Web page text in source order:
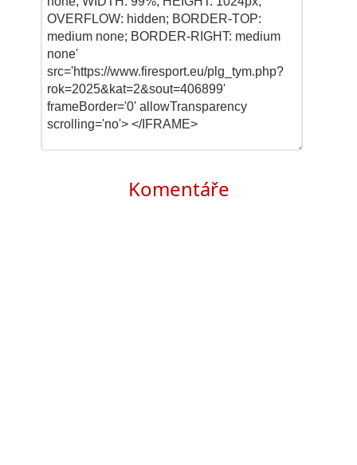
Komentáře